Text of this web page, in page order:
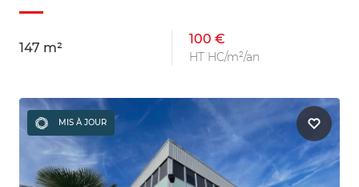
147 m²
100 €
HT HC/m²/an
MIS À JOUR